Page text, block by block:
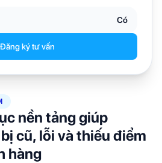
Có
Đăng ký tư vấn
nền tảng giúp
cũ, lỗi và thiếu điểm
hàng